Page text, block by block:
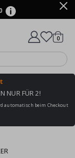
Wagen
0
NUR FÜR 2!
automatisch beim Checkout